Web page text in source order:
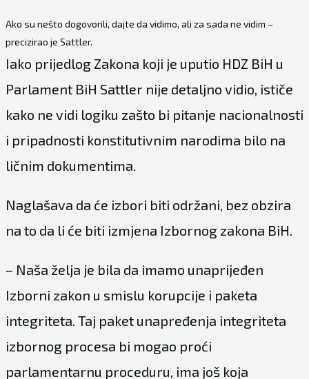
Ako su nešto dogovorili, dajte da vidimo, ali za sada ne vidim –
precizirao je Sattler.
Iako prijedlog Zakona koji je uputio HDZ BiH u
Parlament BiH Sattler nije detaljno vidio, ističe
kako ne vidi logiku zašto bi pitanje nacionalnosti
i pripadnosti konstitutivnim narodima bilo na
ličnim dokumentima.
Naglašava da će izbori biti održani, bez obzira
na to da li će biti izmjena Izbornog zakona BiH.
– Naša želja je bila da imamo unaprijeđen
Izborni zakon u smislu korupcije i paketa
integriteta. Taj paket unapređenja integriteta
izbornog procesa bi mogao proći
parlamentarnu proceduru, ima još koja